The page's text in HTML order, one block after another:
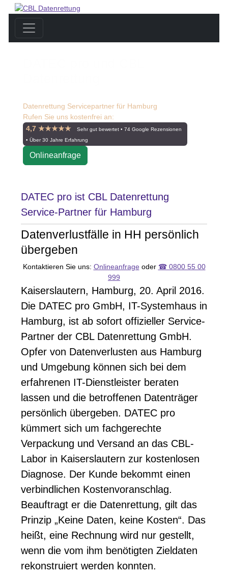
Datenrettung Servicepartner für Hamburg
Rufen Sie uns kostenfrei an:
4,7 ★★★★★
Sehr gut bewertet • 74 Google Rezensionen
• Über 30 Jahre Erfahrung
Onlineanfrage
DATEC pro ist CBL Datenrettung
Service-Partner für Hamburg
Datenverlustfälle in HH persönlich
übergeben
Kontaktieren Sie uns: Onlineanfrage oder ☎ 0800 55 00
999
Kaiserslautern, Hamburg, 20. April 2016.
Die DATEC pro GmbH, IT-Systemhaus in
Hamburg, ist ab sofort offizieller Service-
Partner der CBLDatenrettung GmbH.
Opfer von Datenverlusten aus Hamburg
und Umgebung können sich bei dem
erfahrenen IT-Dienstleister beraten
lassen und die betroffenen Datenträger
persönlich übergeben. DATEC pro
kümmert sich um fachgerechte
Verpackung und Versand an das CBL-
Labor in Kaiserslautern zur kostenlosen
Diagnose. Der Kunde bekommt einen
verbindlichen Kostenvoranschlag.
Beauftragt er die Datenrettung, gilt das
Prinzip „Keine Daten, keine Kosten“. Das
heißt, eine Rechnung wird nur gestellt,
wenn die vom ihm benötigten Zieldaten
rekonstruiert werden konnten.